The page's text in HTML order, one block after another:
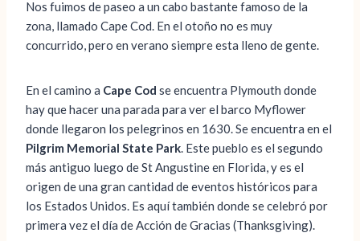
Nos fuimos de paseo a un cabo bastante famoso de la
zona, llamado Cape Cod. En el otoño no es muy
concurrido, pero en verano siempre esta lleno de gente.
En el camino a Cape Cod se encuentra Plymouth donde
hay que hacer una parada para ver el barco Myflower
donde llegaron los pelegrinos en 1630. Se encuentra en el
Pilgrim Memorial State Park. Este pueblo es el segundo
más antiguo luego de St Angustine en Florida, y es el
origen de una gran cantidad de eventos históricos para
los Estados Unidos. Es aquí también donde se celebró por
primera vez el día de Acción de Gracias (Thanksgiving).